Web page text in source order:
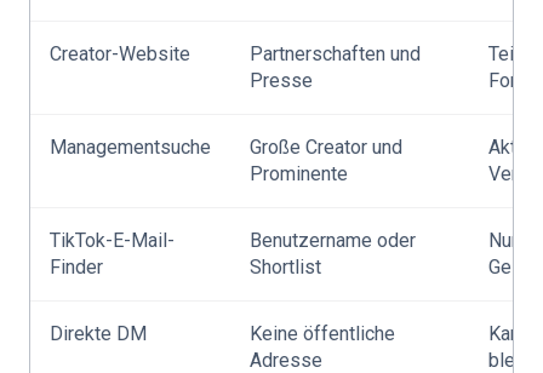
Creator-Website
Partnerschaften und
Presse
Managementsuche
Große Creator und
Prominente
TikTok-E-Mail-
Finder
Benutzername oder
Shortlist
Nur
Direkte DM
Keine öffentliche
Adresse
Kann